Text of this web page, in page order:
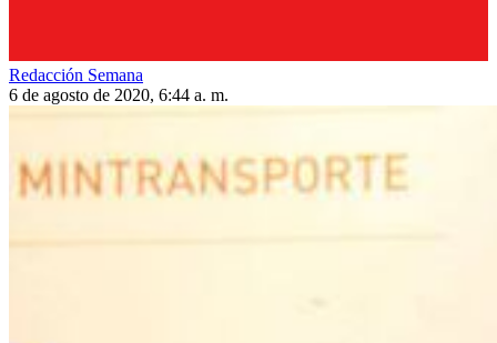
Redacción Semana
6 de agosto de 2020, 6:44 a. m.